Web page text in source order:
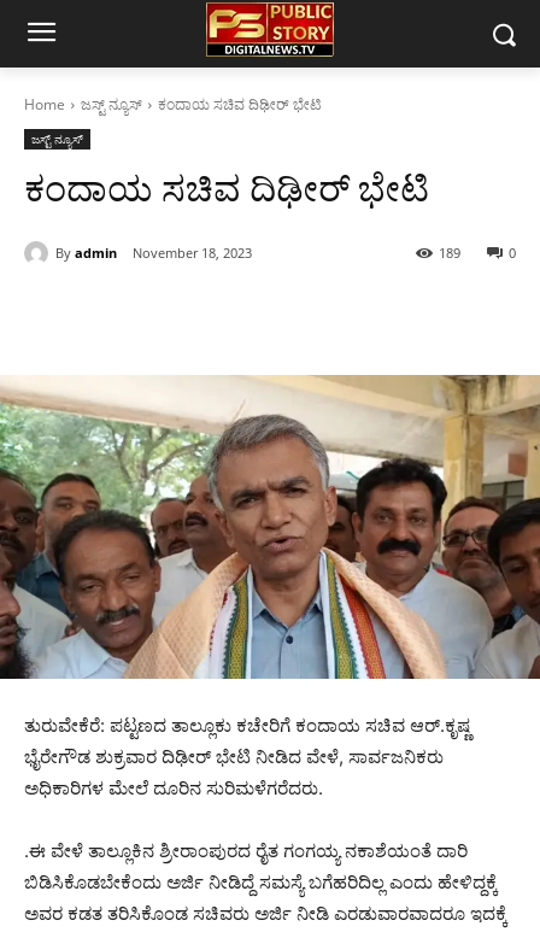
Home ಜಸ್ಟ್ ನ್ಯೂಸ್ ಕಂದಾಯ ಸಚಿವ ದಿಢೀರ್ ಭೇಟಿ
ಜಸ್ಟ್ ನ್ಯೂಸ್
ಕಂದಾಯ ಸಚಿವ ದಿಢೀರ್ ಭೇಟಿ
By admin November 18, 2023 0
189
ತುರುವೇಕೆರೆ: ಪಟ್ಟಣದ ತಾಲ್ಲೂಕು ಕಚೇರಿಗೆ ಕಂದಾಯ ಸಚಿವ ಆರ್.ಕೃಷ್ಣ
ಭೈರೇಗೌಡ ಶುಕ್ರವಾರ ದಿಢೀರ್ ಭೇಟಿ ನೀಡಿದ ವೇಳೆ, ಸಾರ್ವಜನಿಕರು
ಅಧಿಕಾರಿಗಳ ಮೇಲೆ ದೂರಿನ ಸುರಿಮಳೆಗರೆದರು.
.ಈ ವೇಳೆ ತಾಲ್ಲೂಕಿನ ಶ್ರೀರಾಂಪುರದ ರೈತ ಗಂಗಯ್ಯ ನಕಾಶೆಯಂತೆ ದಾರಿ
ಬಿಡಿಸಿಕೊಡಬೇಕೆಂದು ಅರ್ಜಿ ನೀಡಿದ್ದೆ ಸಮಸ್ಯೆ ಬಗೆಹರಿದಿಲ್ಲ ಎಂದು ಹೇಳಿದ್ದಕ್ಕೆ
ಅವರ ಕಡತ ತರಿಸಿಕೊಂಡ ಸಚಿವರು ಅರ್ಜಿ ನೀಡಿ ಎರಡುವಾರವಾದರೂ ಇದಕ್ಕೆ